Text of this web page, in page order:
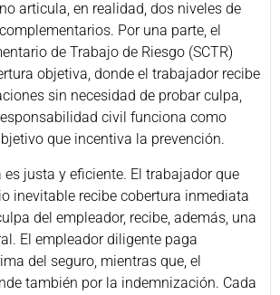
articula, en realidad, dos niveles de
Por una parte, el
de Trabajo de Riesgo (SCTR)
objetiva, donde el trabajador recibe
sin necesidad de probar culpa,
civil funciona como
que incentiva la prevención.
es justa y eficiente. El trabajador que
inevitable recibe cobertura inmediata
del empleador, recibe, además, una
El empleador diligente paga
del seguro, mientras que, el
también por la indemnización. Cada